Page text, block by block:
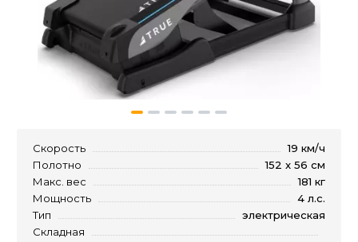
Скорость
19 км/ч
Полотно
152 x 56 см
Макс. вес
181 кг
Мощность
4 л.с.
Тип
электрическая
Складная